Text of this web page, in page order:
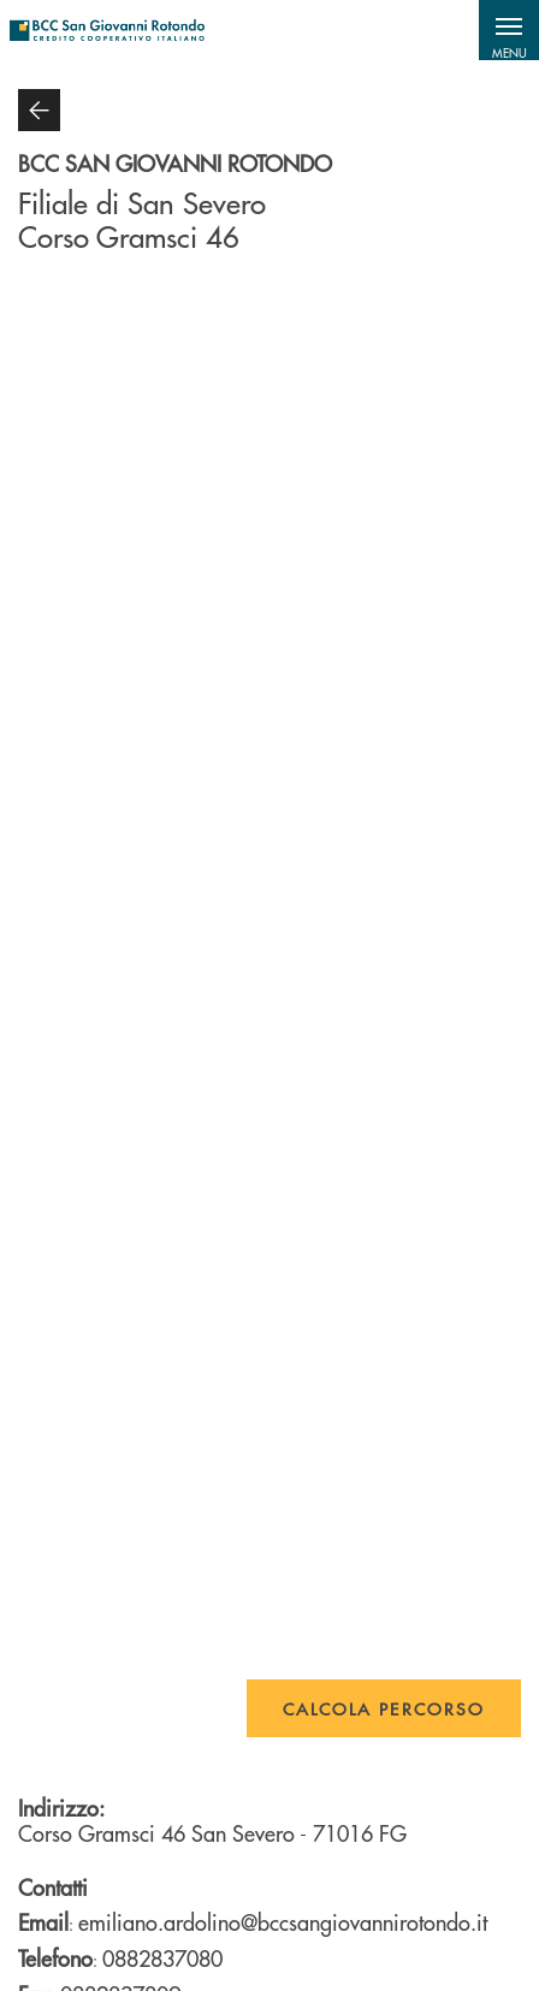
MENU
BCC SAN GIOVANNI ROTONDO
Filiale di San Severo
Corso Gramsci 46
CALCOLA PERCORSO
Indirizzo:
Corso Gramsci 46 San Severo - 71016 FG
Contatti
Email: emiliano.ardolino@bccsangiovannirotondo.it
Telefono: 0882837080